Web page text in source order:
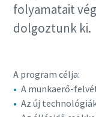
folyamatait
dolgoztunk ki.
A program célja:
A munkaerő-
Az új